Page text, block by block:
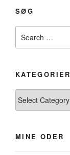
SØG
for:
KATEGORIER
MINE ODER